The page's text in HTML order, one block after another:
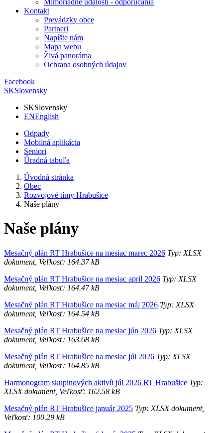
Mimoriadne udalosti - odporúčania
Kontakt
Prevádzky obce
Partneri
Napíšte nám
Mapa webu
Živá panoráma
Ochrana osobných údajov
Facebook
SKSlovensky
SKSlovensky
ENEnglish
Odpady
Mobilná aplikácia
Seniori
Úradná tabuľa
Úvodná stránka
Obec
Rozvojové tímy Hrabušice
Naše plány
Naše plány
Mesačný plán RT Hrabušice na mesiac marec 2026 Typ: XLSX
dokument, Veľkosť: 164.37 kB
Mesačný plán RT Hrabušice na mesiac apríl 2026 Typ: XLSX
dokument, Veľkosť: 164.47 kB
Mesačný plán RT Hrabušice na mesiac máj 2026 Typ: XLSX
dokument, Veľkosť: 164.54 kB
Mesačný plán RT Hrabušice na mesiac jún 2026 Typ: XLSX
dokument, Veľkosť: 163.68 kB
Mesačný plán RT Hrabušice na mesiac júl 2026 Typ: XLSX
dokument, Veľkosť: 164.85 kB
Harmonogram skupinových aktivít júl 2026 RT Hrabušice Typ:
XLSX dokument, Veľkosť: 162.58 kB
Mesačný plán RT Hrabušice január 2025 Typ: XLSX dokument,
Veľkosť: 100.29 kB